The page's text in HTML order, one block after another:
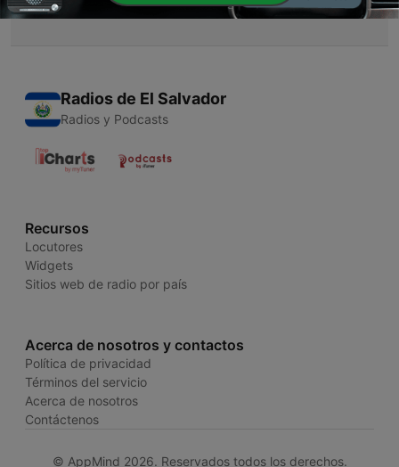
Radios de El Salvador
Radios y Podcasts
Recursos
Locutores
Widgets
Sitios web de radio por país
Acerca de nosotros y contactos
Política de privacidad
Términos del servicio
Acerca de nosotros
Contáctenos
© AppMind 2026. Reservados todos los derechos.